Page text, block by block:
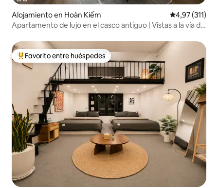
Alojamiento en Hoàn Kiếm Calificación
4,97 (311)
Apartamento de lujo en el casco antiguo | Vistas a la vía del
Favorito entre los huéspedes más destacados
Favorito entre huéspedes